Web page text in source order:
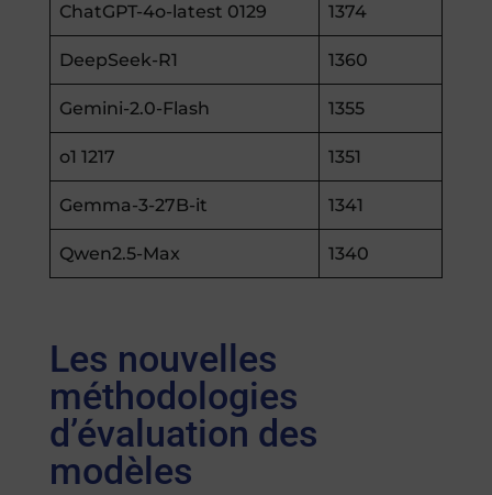
ChatGPT-4o-latest 0129 1374
DeepSeek-R1 1360
Gemini-2.0-Flash 1355
o1 1217 1351
Gemma-3-27B-it 1341
Qwen2.5-Max 1340
Les nouvelles
méthodologies
d’évaluation des
modèles